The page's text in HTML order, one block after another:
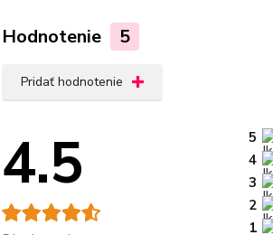
Hodnotenie 5
Pridať hodnotenie
4.5
5
4
3
2
1